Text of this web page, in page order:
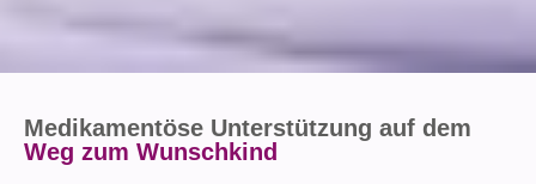
Medikamentöse Unterstützung auf dem
Weg zum Wunschkind